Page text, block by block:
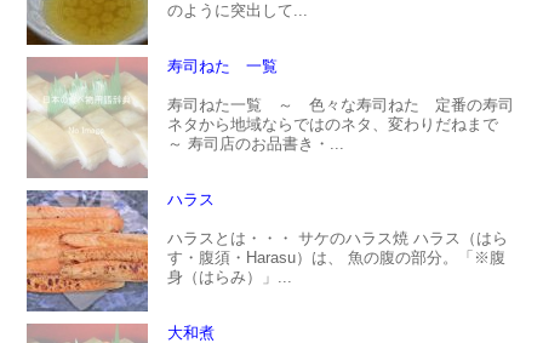
のように突出して...
寿司ねた 一覧
寿司ねた一覧 ～ 色々な寿司ねた 定番の寿司
ネタから地域ならではのネタ、変わりだねまで
～ 寿司店のお品書き・...
ハラス
ハラスとは・・・ サケのハラス焼 ハラス（はら
す・腹須・Harasu）は、 魚の腹の部分。「※腹
身（はらみ）」...
大和煮